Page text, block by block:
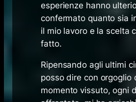
esperienze hanno
confermato quanto sia
il mio lavoro e la scelta
fatto.
Ripensando agli ultimi
posso dire con orgoglio
momento vissuto, ogni